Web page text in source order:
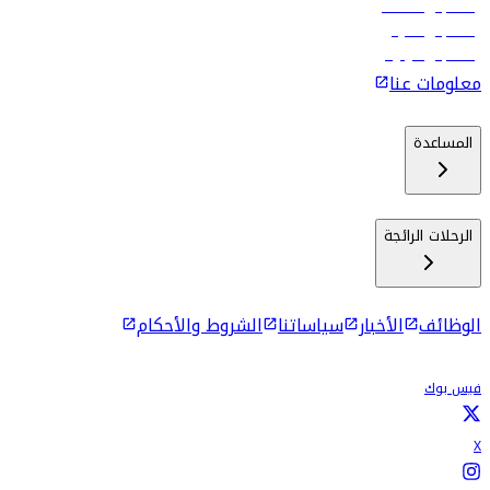
رحلات إلى مسقط
رحلات إلى ماليه
رحلات إلى كولومبو
معلومات عنا
المساعدة
الرحلات الرائجة
الوظائف الأخبار سياساتنا الشروط والأحكام
فيس بوك
X